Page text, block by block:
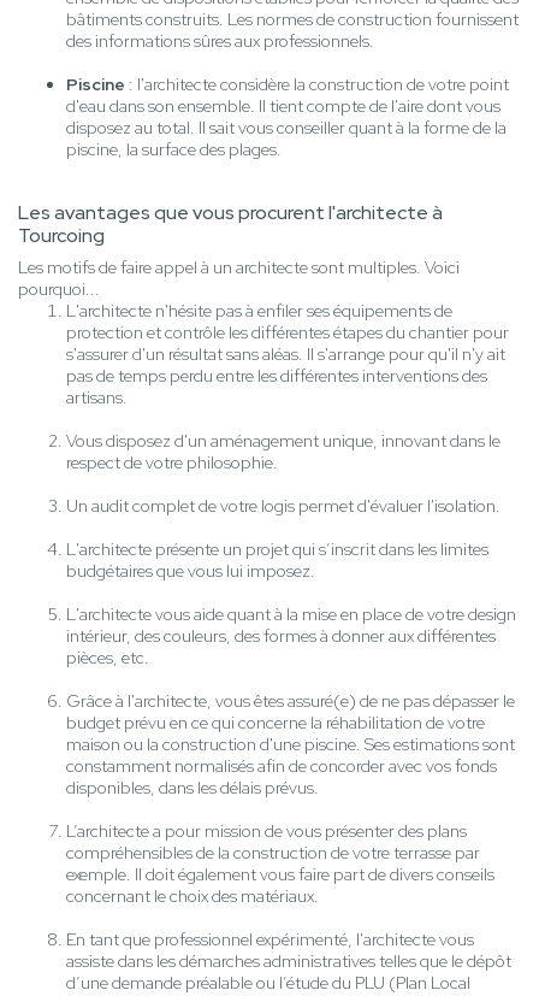
bâtiments construits. Les normes de construction fournissent
des informations sûres aux professionnels.
Piscine : l'architecte considère la construction de votre point
d'eau dans son ensemble. Il tient compte de l'aire dont vous
disposez au total. Il sait vous conseiller quant à la forme de la
piscine, la surface des plages.
Les avantages que vous procurent l'architecte à
Tourcoing
Les motifs de faire appel à un architecte sont multiples. Voici
pourquoi...
L'architecte n'hésite pas à enfiler ses équipements de
protection et contrôle les différentes étapes du chantier pour
s'assurer d'un résultat sans aléas. Il s'arrange pour qu'il n'y ait
pas de temps perdu entre les différentes interventions des
artisans.
Vous disposez d'un aménagement unique, innovant dans le
respect de votre philosophie.
Un audit complet de votre logis permet d'évaluer l'isolation.
L'architecte présente un projet qui s’inscrit dans les limites
budgétaires que vous lui imposez.
L'architecte vous aide quant à la mise en place de votre design
intérieur, des couleurs, des formes à donner aux différentes
pièces, etc.
Grâce à l'architecte, vous êtes assuré(e) de ne pas dépasser le
budget prévu en ce qui concerne la réhabilitation de votre
maison ou la construction d'une piscine. Ses estimations sont
constamment normalisés afin de concorder avec vos fonds
disponibles, dans les délais prévus.
L’architecte a pour mission de vous présenter des plans
compréhensibles de la construction de votre terrasse par
exemple. Il doit également vous faire part de divers conseils
concernant le choix des matériaux.
En tant que professionnel expérimenté, l'architecte vous
assiste dans les démarches administratives telles que le dépôt
d’une demande préalable ou l’étude du PLU (Plan Local